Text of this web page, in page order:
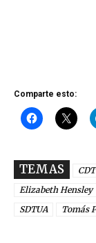
Comparte esto:
TEMAS CDT
Elizabeth Hensley
SDTUA
Tomás